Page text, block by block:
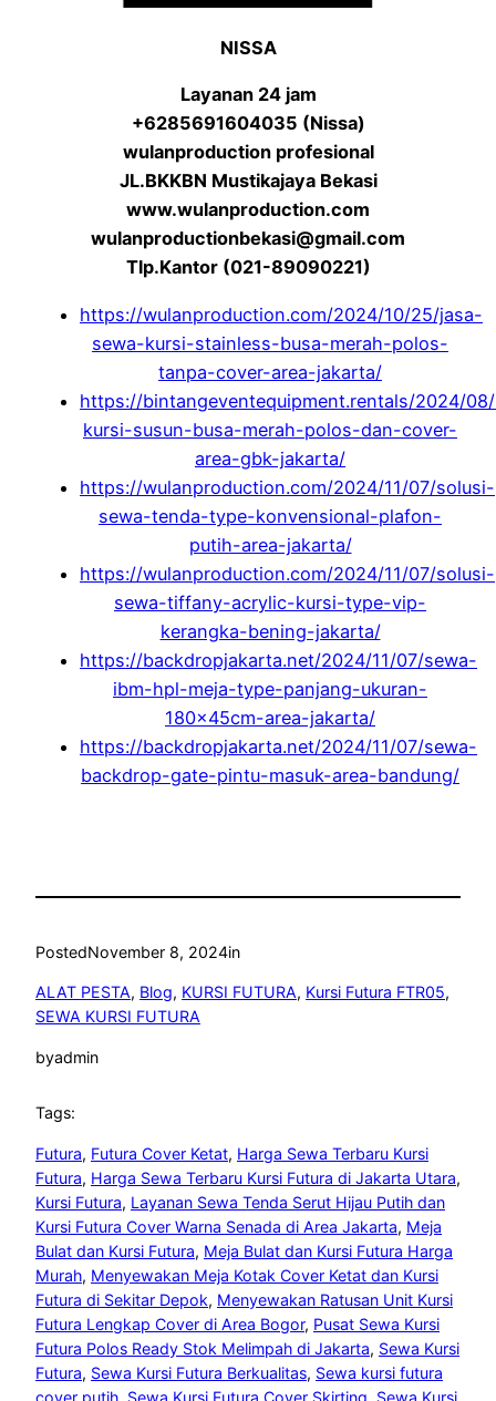
NISSA
Layanan 24 jam
+6285691604035 (Nissa)
wulanproduction profesional
JL.BKKBN Mustikajaya Bekasi
www.wulanproduction.com
wulanproductionbekasi@gmail.com
Tlp.Kantor (021-89090221)
https://wulanproduction.com/2024/10/25/jasa-
sewa-kursi-stainless-busa-merah-polos-
tanpa-cover-area-jakarta/
https://bintangeventequipment.rentals/2024/
kursi-susun-busa-merah-polos-dan-cover-
area-gbk-jakarta/
https://wulanproduction.com/2024/11/07/solusi-
sewa-tenda-type-konvensional-plafon-
putih-area-jakarta/
https://wulanproduction.com/2024/11/07/solusi-
sewa-tiffany-acrylic-kursi-type-vip-
kerangka-bening-jakarta/
https://backdropjakarta.net/2024/11/07/sewa-
ibm-hpl-meja-type-panjang-ukuran-
180x45cm-area-jakarta/
https://backdropjakarta.net/2024/11/07/sewa-
backdrop-gate-pintu-masuk-area-bandung/
PostedNovember 8, 2024in
ALAT PESTA, Blog, KURSI FUTURA, Kursi Futura FTR05
SEWA KURSI FUTURA
byadmin
Tags:
Futura, Futura Cover Ketat, Harga Sewa Terbaru Kursi
Futura, Harga Sewa Terbaru Kursi Futura di Jakarta Utara
Kursi Futura, Layanan Sewa Tenda Serut Hijau Putih dan
Kursi Futura Cover Warna Senada di Area Jakarta, Meja
Bulat dan Kursi Futura, Meja Bulat dan Kursi Futura Harga
Murah, Menyewakan Meja Kotak Cover Ketat dan Kursi
Futura di Sekitar Depok, Menyewakan Ratusan Unit Kursi
Futura Lengkap Cover di Area Bogor, Pusat Sewa Kursi
Futura Polos Ready Stok Melimpah di Jakarta, Sewa Kursi
Futura, Sewa Kursi Futura Berkualitas, Sewa kursi futura
cover putih Sewa Kursi Futura Cover Skirting Sewa Kursi